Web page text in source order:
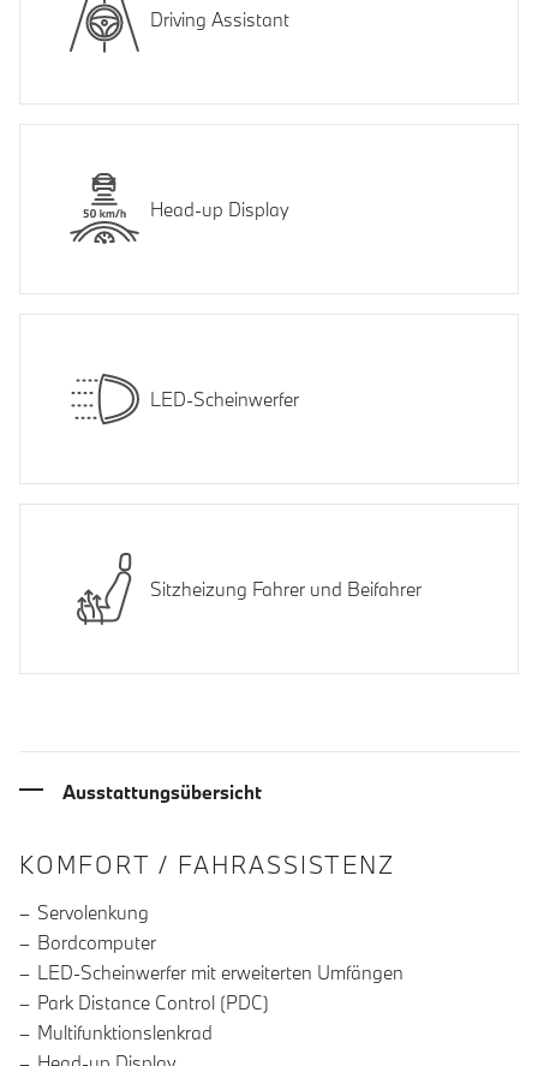
Driving Assistant
Head-up Display
LED-Scheinwerfer
Sitzheizung Fahrer und Beifahrer
Ausstattungsübersicht
INFORMATIONEN ÜBER DIE
KOMFORT / FAHRASSISTENZ
Servolenkung
Bordcomputer
LED-Scheinwerfer mit erweiterten Umfängen
Park Distance Control (PDC)
Multifunktionslenkrad